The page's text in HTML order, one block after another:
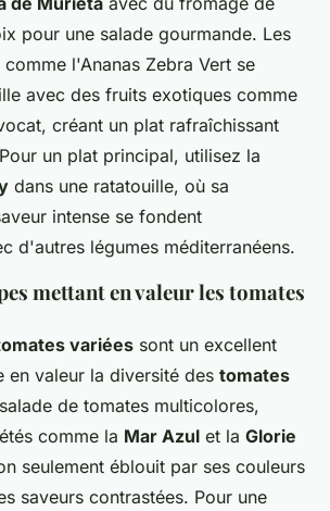
pour une salade gourmande. Les
comme l'Ananas Zebra Vert se
avec des fruits exotiques comme
créant un plat rafraîchissant
un plat principal, utilisez la
dans une ratatouille, où sa
intense se fondent
d'autres légumes méditerranéens.
mettant en valeur les tomates
variées sont un excellent
en valeur la diversité des tomates
de tomates multicolores,
comme la Mar Azul et la Glorie
seulement éblouit par ses couleurs
saveurs contrastées. Pour une